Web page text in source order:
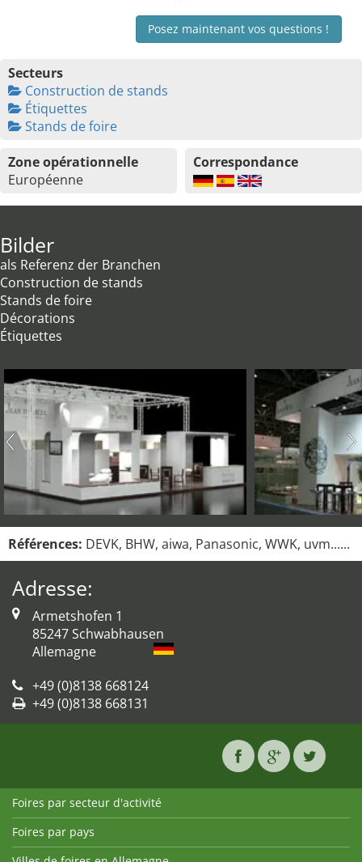
Posez maintenant vos questions !
Secteurs
Construction de stands
Étiquettes
Stands de foire
Zone opérationnelle
Européenne
Correspondance
Bilder
als Referenz der Branchen
Construction de stands
Stands de foire
Décorations
Étiquettes
Références: DEVK, BHW, aiwa, Panasonic, WWK, uvm......
Adresse:
Armetshofen 1
85247 Schwabhausen
Allemagne
+49 (0)8138 668124
+49 (0)8138 668131
Foires par secteur d'activité
Foires par pays